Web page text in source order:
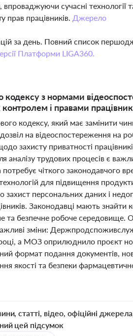
впроваджуючи сучасні технології
прав працівників. Джерело
за день. Повний список
Платформи LIGA360.
кодексу з нормами
і правами
кодексу, який має замінити
на відеоспостереження на
захисту приватності
аналізу трудових процесів є
потребує чіткого законодавчого
для підвищення
захист персональних даних і
Законодавці мають знайти
та безпечне робоче середовище.
зміни:
а МОЗ оприлюднило проєкт
формат подання документів,
якості та безпеки
статті, відео, офіційні
цей підсумок